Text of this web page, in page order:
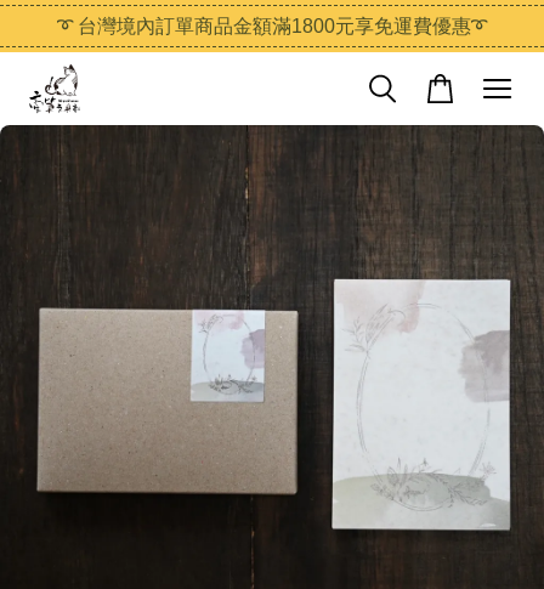
➰ 台灣境內訂單商品金額滿1800元享免運費優惠➰